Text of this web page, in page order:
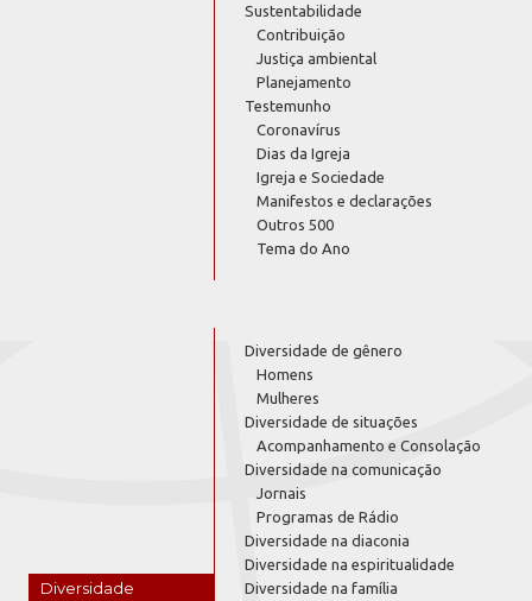
Sustentabilidade
Contribuição
Justiça ambiental
Planejamento
Testemunho
Coronavírus
Dias da Igreja
Igreja e Sociedade
Manifestos e declarações
Outros 500
Tema do Ano
Diversidade
Diversidade de gênero
Homens
Mulheres
Diversidade de situações
Acompanhamento e Consolação
Diversidade na comunicação
Jornais
Programas de Rádio
Diversidade na diaconia
Diversidade na espiritualidade
Diversidade na família